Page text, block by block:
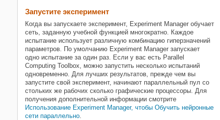
Запустите эксперимент
Когда вы запускаете эксперимент, Experiment Manager обучает
сеть, заданную учебной функцией многократно. Каждое
испытание использует различную комбинацию гиперзначений
параметров. По умолчанию Experiment Manager запускает
одно испытание за один раз. Если у вас есть Parallel
Computing Toolbox, можно запустить несколько испытаний
одновременно. Для лучших результатов, прежде чем вы
запустите свой эксперимент, начинают параллельный пул со
стольких же рабочих сколько графические процессоры. Для
получения дополнительной информации смотрите
Использование Experiment Manager, чтобы Обучить нейронные
сети параллельно